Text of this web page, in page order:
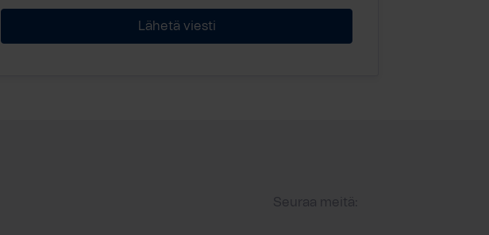
Seuraa meitä: